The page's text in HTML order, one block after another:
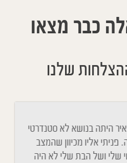
כבר מצאו
שלנו
בנושא לא סטנדרטי
אליו מכיוון שהמצב
ושל הבת שלי לא היה